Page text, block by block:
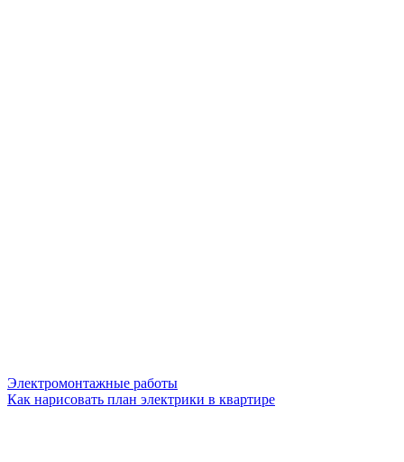
Электромонтажные работы
Как нарисовать план электрики в квартире